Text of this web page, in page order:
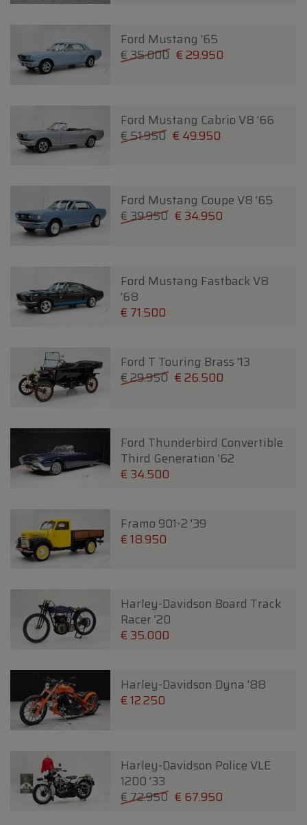
Ford Mustang '65
€ 35.000 € 29.950
Ford Mustang Cabrio V8 '66
€ 51.950 € 49.950
Ford Mustang Coupe V8 '65
€ 39.950 € 34.950
Ford Mustang Fastback V8
'68
€ 71.500
Ford T Touring Brass '13
€ 29.950 € 26.500
Ford Thunderbird Convertible
Third Generation '62
€ 34.500
Framo 901-2 '39
€ 18.950
Harley-Davidson Board Track
Racer '20
€ 35.000
Harley-Davidson Dyna '88
€ 12.250
Harley-Davidson Police VLE
1200 '33
€ 72.950 € 67.950